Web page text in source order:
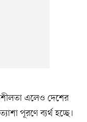
এলেও দেশের
পূরণে ব্যর্থ হচ্ছে।